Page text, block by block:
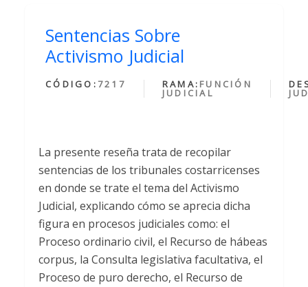
Sentencias Sobre
Activismo Judicial
CÓDIGO: 7217 RAMA: FUNCIÓN
JUDICIAL
La presente reseña trata de recopilar
sentencias de los tribunales costarricenses
en donde se trate el tema del Activismo
Judicial, explicando cómo se aprecia dicha
figura en procesos judiciales como: el
Proceso ordinario civil, el Recurso de hábeas
corpus, la Consulta legislativa facultativa, el
Proceso de puro derecho, el Recurso de